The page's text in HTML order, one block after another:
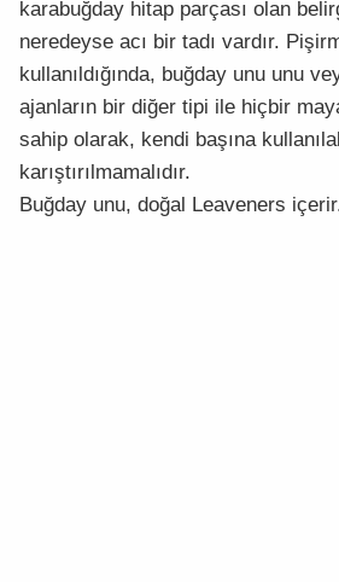
karabuğday hitap parçası olan
neredeyse acı bir tadı vardır.
kullanıldığında, buğday unu unu
ajanların bir diğer tipi ile hiçbir
sahip olarak, kendi başına
karıştırılmamalıdır.
Buğday unu, doğal Leaveners